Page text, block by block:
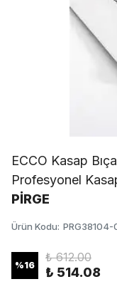
ECCO Kasap
Profesyonel
PİRGE
Ürün Kodu: PRG38104-
%16
₺ 612.00
₺ 514.08